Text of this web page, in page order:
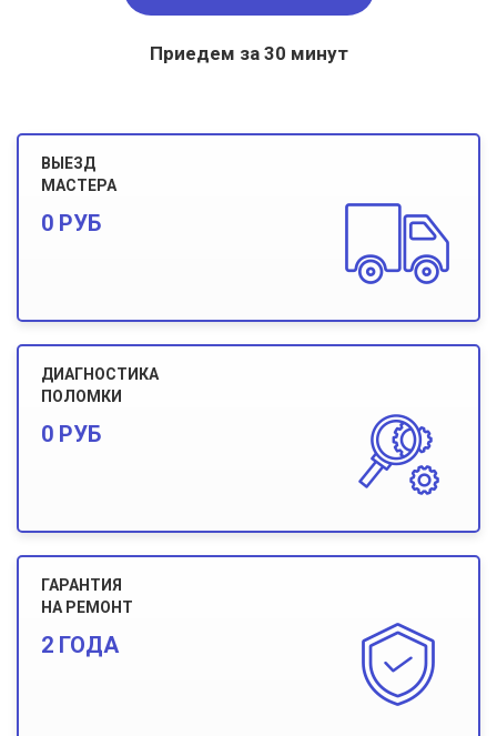
Приедем за 30 минут
ВЫЕЗД
МАСТЕРА
0 РУБ
ДИАГНОСТИКА
ПОЛОМКИ
0 РУБ
ГАРАНТИЯ
НА РЕМОНТ
2 ГОДА